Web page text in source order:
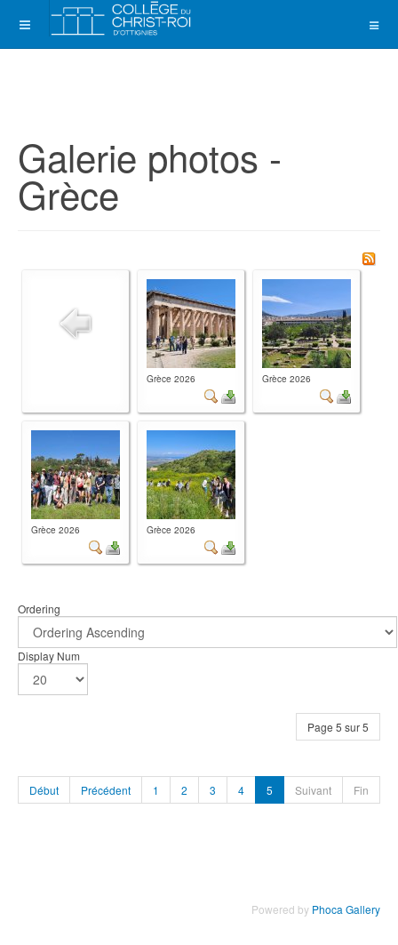
Galerie photos -
Grèce
Grèce 2026 Grèce 2026
Grèce 2026 Grèce 2026
Ordering
Display Num
Page 5 sur 5
Début Précédent 1 2 3 4 5 Suivant Fin
Powered by Phoca Gallery